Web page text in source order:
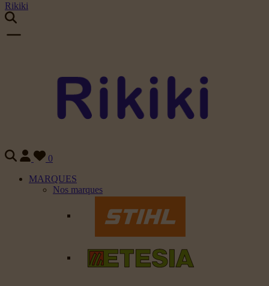
Rikiki
0
MARQUES
Nos marques